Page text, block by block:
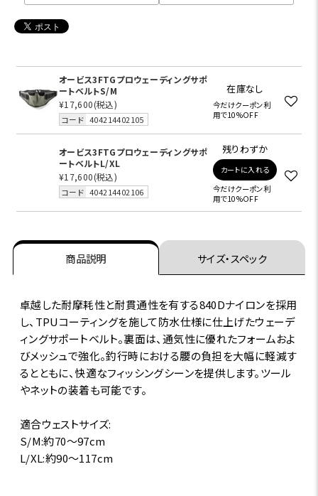
オービス3FTGプロウェーディングサポ
ートベルトS/M
¥17,600(税込)
コード 404214402105
在庫なし
今だけクーポン利
用で10%OFF
オービス3FTGプロウェーディングサポ
ートベルトL/XL
¥17,600(税込)
コード 404214402106
残りわずか
カートに入れる
今だけクーポン利
用で10%OFF
商品説明 サイズ・スペック
卓越した耐摩耗性と耐貫通性を有する840Dナイロンを採用
し、TPUコーティングを施して防水仕様に仕上げたウェーデ
ィングサポートベルト。裏面は、通気性に優れたフォームおよ
びメッシュで強化。釣行時における腰の負担を大幅に軽減す
るとともに、快適なフィッシングシーンを提供します。ツール
やネットの装着も可能です。
適合ウェストサイズ:
S/M:約70～97cm
L/XL:約90～117cm